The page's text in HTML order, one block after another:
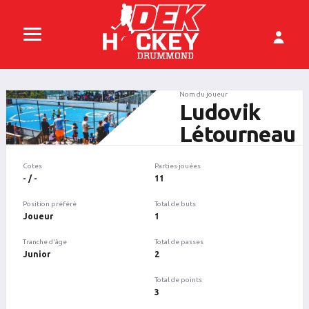
Nom du joueur
Ludovik
Létourneau
Cotes
- / -
Position préféré
Joueur
Tranche d'âge
Junior
Parties jouées
11
Total de buts
1
Total de passes
2
Total de points
3